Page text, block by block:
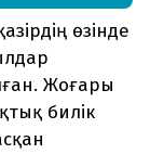
өзінде
Жоғары
билік